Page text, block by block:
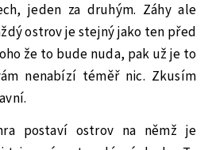
jeden za druhým. Záhy ale
ostrov je stejný jako ten před
že to bude nuda, pak už je to
nenabízí téměř nic. Zkusím
postaví ostrov na němž je